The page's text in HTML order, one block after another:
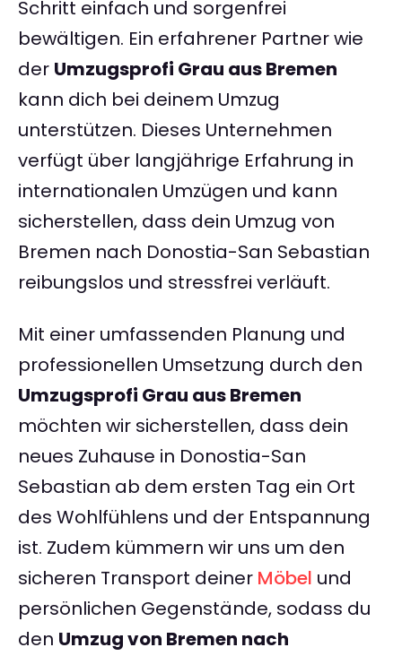
Schritt einfach und sorgenfrei
bewältigen. Ein erfahrener Partner wie
der Umzugsprofi Grau aus Bremen
kann dich bei deinem Umzug
unterstützen. Dieses Unternehmen
verfügt über langjährige Erfahrung in
internationalen Umzügen und kann
sicherstellen, dass dein Umzug von
Bremen nach Donostia-San Sebastian
reibungslos und stressfrei verläuft.
Mit einer umfassenden Planung und
professionellen Umsetzung durch den
Umzugsprofi Grau aus Bremen
möchten wir sicherstellen, dass dein
neues Zuhause in Donostia-San
Sebastian ab dem ersten Tag ein Ort
des Wohlfühlens und der Entspannung
ist. Zudem kümmern wir uns um den
sicheren Transport deiner Möbel und
persönlichen Gegenstände, sodass du
den Umzug von Bremen nach